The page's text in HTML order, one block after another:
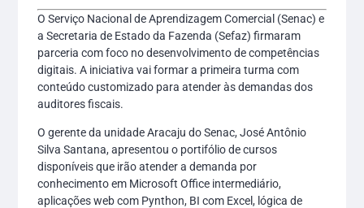
O Serviço Nacional de Aprendizagem Comercial (Senac) e
a Secretaria de Estado da Fazenda (Sefaz) firmaram
parceria com foco no desenvolvimento de competências
digitais. A iniciativa vai formar a primeira turma com
conteúdo customizado para atender às demandas dos
auditores fiscais.
O gerente da unidade Aracaju do Senac, José Antônio
Silva Santana, apresentou o portifólio de cursos
disponíveis que irão atender a demanda por
conhecimento em Microsoft Office intermediário,
aplicações web com Pynthon, BI com Excel, lógica de